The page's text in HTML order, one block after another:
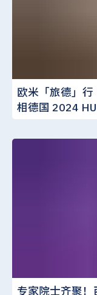
欧米「旅德」
相德国 2024
专家院士齐聚